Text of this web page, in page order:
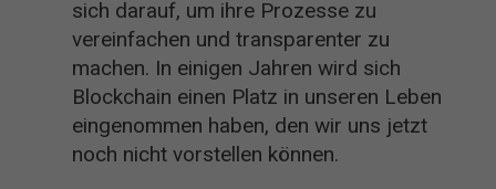
sich darauf, um ihre Prozesse zu
vereinfachen und transparenter zu
machen. In einigen Jahren wird sich
Blockchain einen Platz in unseren Leben
eingenommen haben, den wir uns jetzt
noch nicht vorstellen können.